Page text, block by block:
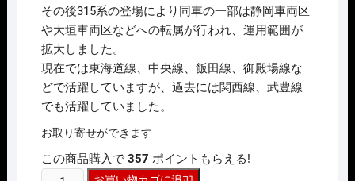
その後315系の登場により同車の一部は静岡車両区
や大垣車両区などへの転属が行われ、運用範囲が
拡大しました。
現在では東海道線、中央線、飯田線、御殿場線な
どで活躍していますが、過去には関西線、武豊線
でも活躍していました。
お取り寄せができます
この商品購入で 357 ポイントもらえる!